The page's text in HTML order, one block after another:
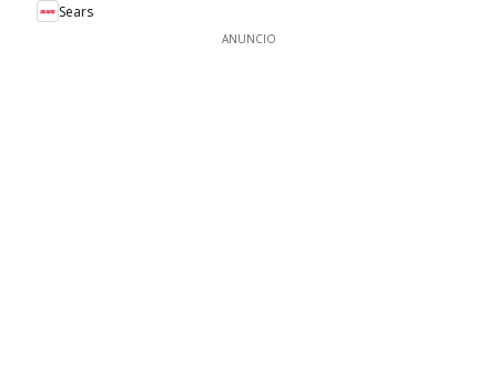
Sears
ANUNCIO